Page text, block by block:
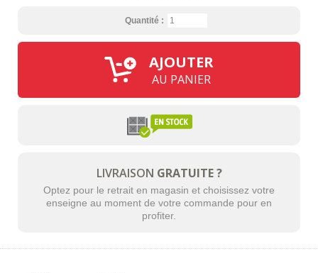
Quantité :
AJOUTER
AU PANIER
LIVRAISON GRATUITE ?
Optez pour le retrait en magasin et choisissez votre
enseigne au moment de votre commande pour en
profiter.